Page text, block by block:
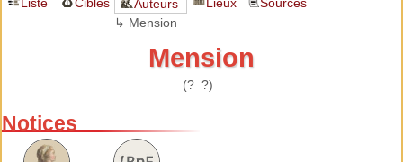
Auteurs
↳ Mension
Mension
(?–?)
Notices